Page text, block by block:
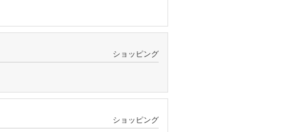
ショッピング
ショッピング